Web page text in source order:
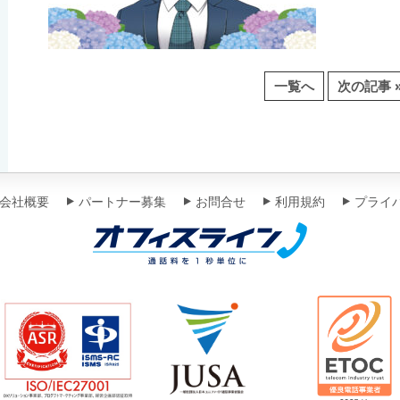
一覧へ 次の記事
会社概要 パートナー募集 お問合せ 利用規約 プライ